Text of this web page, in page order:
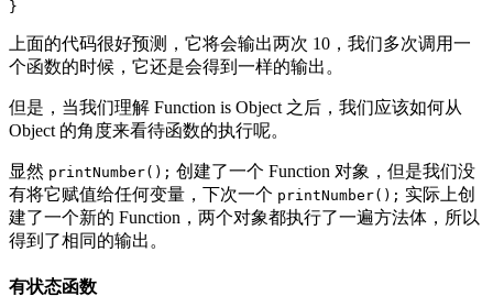
上面的代码很好预测，它将会输出两次 10，我们多次调用一
个函数的时候，它还是会得到一样的输出。
但是，当我们理解 Function is Object 之后，我们应该如何从
Object 的角度来看待函数的执行呢。
显然 printNumber(); 创建了一个 Function 对象，但是我们没
有将它赋值给任何变量，下次一个 printNumber(); 实际上创
建了一个新的 Function，两个对象都执行了一遍方法体，所以
得到了相同的输出。
有状态函数